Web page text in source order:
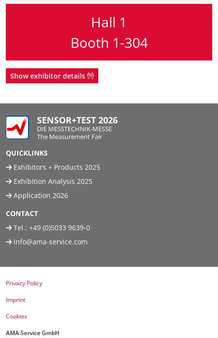
Hall 1
Booth 1-304
Show exhibitor details
SENSOR+TEST 2026
DIE MESSTECHNIK-MESSE
The Measurement Fair
QUICKLINKS
Exhibitors + Products 2025
Exhibition Analysis 2025
Application 2026
CONTACT
Tel.: +49 (0)5033 9639-0
info@ama-service.com
Privacy Policy
Imprint
Cookies
AMA Service GmbH